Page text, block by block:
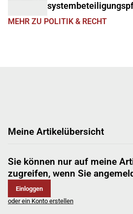
MEHR ZU POLITIK & RECHT
Meine Artikelübersicht
Sie können nur auf meine
zugreifen, wenn Sie
Einloggen
oder ein Konto erstellen